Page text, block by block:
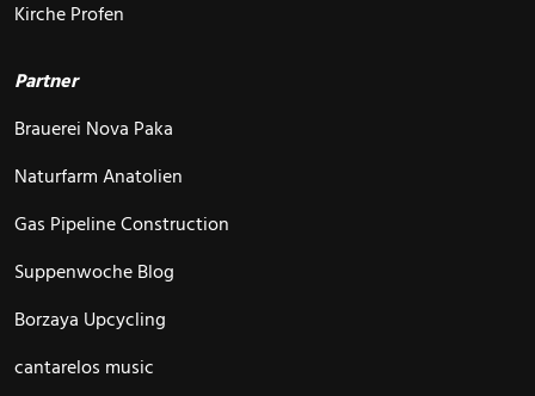
Kirche Profen
Partner
Brauerei Nova Paka
Naturfarm Anatolien
Gas Pipeline Construction
Suppenwoche Blog
Borzaya Upcycling
cantarelos music